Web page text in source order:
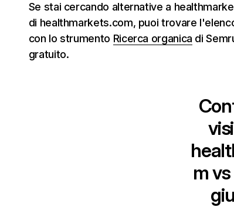
Se stai cercando alternative a
di healthmarkets.com, puoi trovare
con lo strumento Ricerca organica di
gratuito.
m